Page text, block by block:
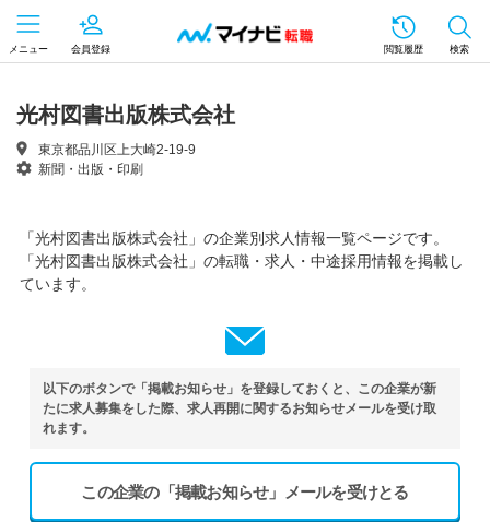
メニュー 会員登録 閲覧履歴 検索
光村図書出版株式会社
東京都品川区上大崎2-19-9
新聞・出版・印刷
「光村図書出版株式会社」の企業別求人情報一覧ページです。
「光村図書出版株式会社」の転職・求人・中途採用情報を掲載し
ています。
以下のボタンで「掲載お知らせ」を登録しておくと、この企業が新
たに求人募集をした際、求人再開に関するお知らせメールを受け取
れます。
この企業の「掲載お知らせ」メールを受けとる